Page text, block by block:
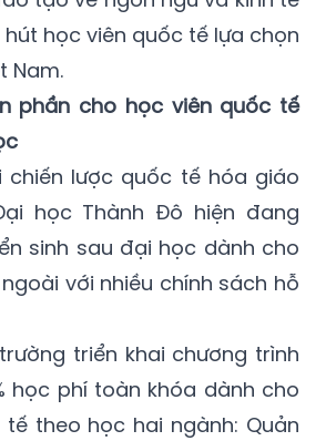
học viên quốc tế lựa chọn
Nam.
phần cho học viên quốc tế
chiến lược quốc tế hóa giáo
học Thành Đô hiện đang
sinh sau đại học dành cho
với nhiều chính sách hỗ
triển khai chương trình
học phí toàn khóa dành cho
theo học hai ngành: Quản